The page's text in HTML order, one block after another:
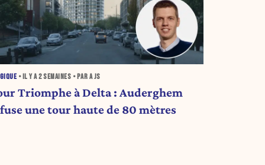
• IL Y A2 SEMAINES • PAR A JS
Triomphe à Delta : Auderghem
une tour haute de 80 mètres